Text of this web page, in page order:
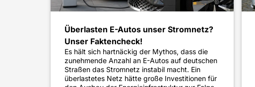
Überlasten E-Autos unser Stromnetz?
Unser Faktencheck!
Es hält sich hartnäckig der Mythos, dass die
zunehmende Anzahl an E-Autos auf deutschen
Straßen das Stromnetz instabil macht. Ein
überlastetes Netz hätte große Investitionen für